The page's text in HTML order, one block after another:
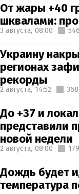
От жары +40
шквалами:
3 августа, 08:00
Украину
регионах
рекорды
2 августа, 14:52
До +37 и
представили
новой недели
2 августа, 08:00
Дождь будет
температура